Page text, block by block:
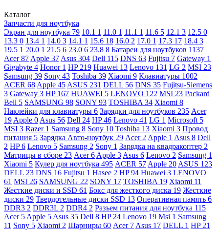
Каталог
Запчасти для ноутбука
Экран для ноутбука 79 10.1 1 11.0 1 11.1 1 11.6 5 12.1 3 12.5 0
13.3 0 13.4 1 14.0 3 14.1 1 15.6 18 16.0 2 17.0 1 17.3 17 18.4 3
19.5 1 20.0 1 21.5 6 23.0 6 23.8 8 Батареи для ноутбуков 1137
Acer87 Apple 37 Asus 304 Dell 115 DNS 63 Fujitsu 7 Gateway 1
Gigabyte 4 Honor 1 HP 219 Huawei 13 Lenovo 131 LG 2 MSI 23
Samsung 39 Sony 43 Toshiba 39 Xiaomi 9 Клавиатуры 1002
ACER 68 Apple 45 ASUS 231 DELL 56 DNS 35 Fujitsu-Siemens
3 Gateway 3 HP 167 HUAWEI 5 LENOVO 122 MSI 23 Packard
Bell 5 SAMSUNG 98 SONY 93 TOSHIBA 34 Xiaomi 8
Наклейки для клавиатуры 6 Зарядки для ноутбуков 235 Acer
19 Apple 0 Asus 56 Dell 24 HP46 Lenovo 41 LG 1 Microsoft 5
MSI 3 Razer 1 Samsung 8 Sony 10 Toshiba 13 Xiaomi 3 Провод
питания 5 Зарядка Авто-ноутбук 29 Acer 2 Apple 1 Asus 8 Dell
2 HP6 Lenovo 5 Samsung 2 Sony 1 Зарядка на квадракоптер 2
Матрицы в сборе 23 Acer6 Apple 3 Asus 6 Lenovo 2 Samsung 1
Xiaomi 5 Кулер для ноутбука 495 ACER 57 Apple 20 ASUS 123
DELL 23 DNS 16 Fujitsu 1 Hasee 2 HP94 Huawei 3 LENOVO
61 MSI 26 SAMSUNG 22 SONY 17 TOSHIBA 19 Xiaomi 11
Жесткие диски и SSD 61 Бокс для жесткого диска 19 Жесткие
диски 29 Твердотельные диски SSD 13 Оперативная память 6
DDR3 2 DDR3L 2 DDR4 2 Разъем питания для ноутбука 115
Acer 5 Apple 5 Asus 35 Dell 8 HP 24 Lenovo 19 Msi 1 Samsung
11 Sony 5 Xiaomi 2 Шарниры 60 Acer 7 Asus 17 DELL 1 HP 21